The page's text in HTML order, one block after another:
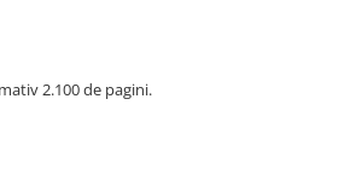
2.100 de pagini.